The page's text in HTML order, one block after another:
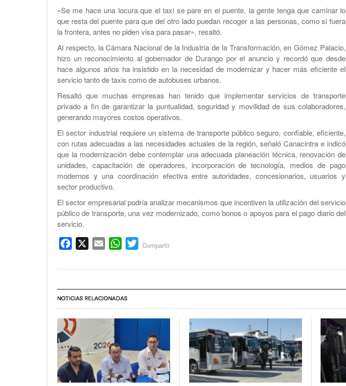
«Se me hace una locura que el taxi se pare en el puente, la gente tenga que caminar lo
que resta del puente para que del otro lado puedan recoger a las personas, como si fuera
la frontera, antes no piden visa para pasar», resaltó.
Al respecto, la Cámara Nacional de la Industria de la Transformación, en Gómez Palacio,
hizo un reconocimiento al gobernador de Durango por el anuncio y recordó que desde
hace algunos años ha insistido en la necesidad de modernizar y hacer más eficiente el
servicio tanto de taxis como de autobuses urbanos.
Resaltó que muchas empresas han tenido que implementar servicios de transporte
privado a fin de garantizar la puntualidad, seguridad y movilidad de sus colaboradores,
generando mayores costos operativos.
El sector industrial requiere un sistema de transporte público seguro, confiable, eficiente,
con rutas adecuadas a las necesidades actuales de la región, señaló Canacintra e indicó
que la modernización debe contemplar una adecuada planeación técnica, renovación de
unidades, capacitación de operadores, incorporación de tecnología, medios de pago
modernos y una coordinación efectiva entre autoridades, concesionarios, usuarios y
sector productivo.
El sector empresarial podría analizar mecanismos que incentiven la utilización del servicio
público de transporte, una vez modernizado, como bonos o apoyos para el pago diario del
servicio.
Facebook Email WhatsApp
Twitter
Compartir
NOTICIAS RELACIONADAS